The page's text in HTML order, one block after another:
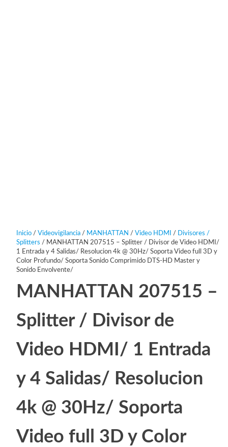
Inicio/ Videovigilancia/ MANHATTAN / Video HDMI / Divisores /
Splitters / MANHATTAN 207515 – Splitter / Divisor de Video HDMI/
1 Entrada y 4 Salidas/ Resolucion 4k @ 30Hz/ Soporta Video full 3D y
Color Profundo/ Soporta Sonido Comprimido DTS-HD Master y
Sonido Envolvente/
MANHATTAN 207515 –
Splitter / Divisor de
Video HDMI/ 1 Entrada
y 4 Salidas/ Resolucion
4k @ 30Hz/ Soporta
Video full 3D y Color